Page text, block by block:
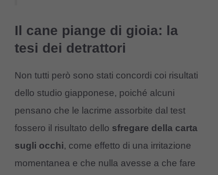
Il cane piange di gioia: la
tesi dei detrattori
Non tutti però sono stati concordi coi risultati
dello studio giapponese, poiché alcuni
pensano che le lacrime assorbite dal test
fossero il risultato dello sfregare della carta
sugli occhi, come effetto di una irritazione
momentanea e che nulla avesse a che fare